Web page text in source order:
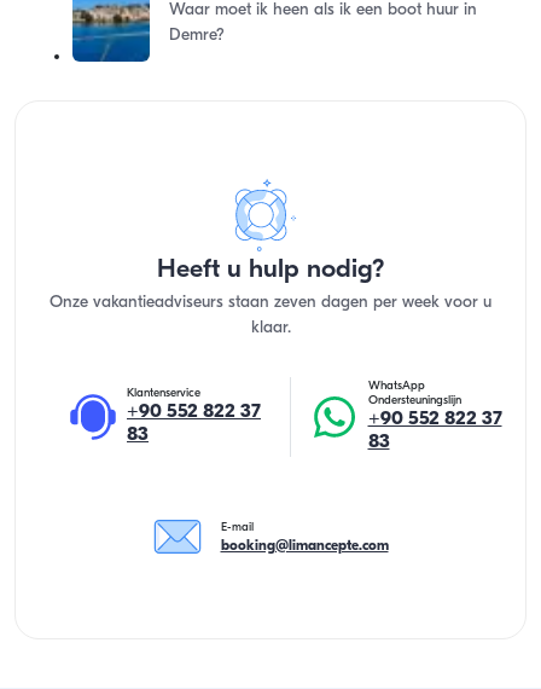
Waar moet ik heen als ik een boot huur in
Demre?
Heeft u hulp nodig?
Onze vakantieadviseurs staan zeven dagen per week voor u
klaar.
Klantenservice
+90 552 822 37
83
WhatsApp
Ondersteuningslijn
+90 552 822 37
83
E-mail
booking@limancepte.com